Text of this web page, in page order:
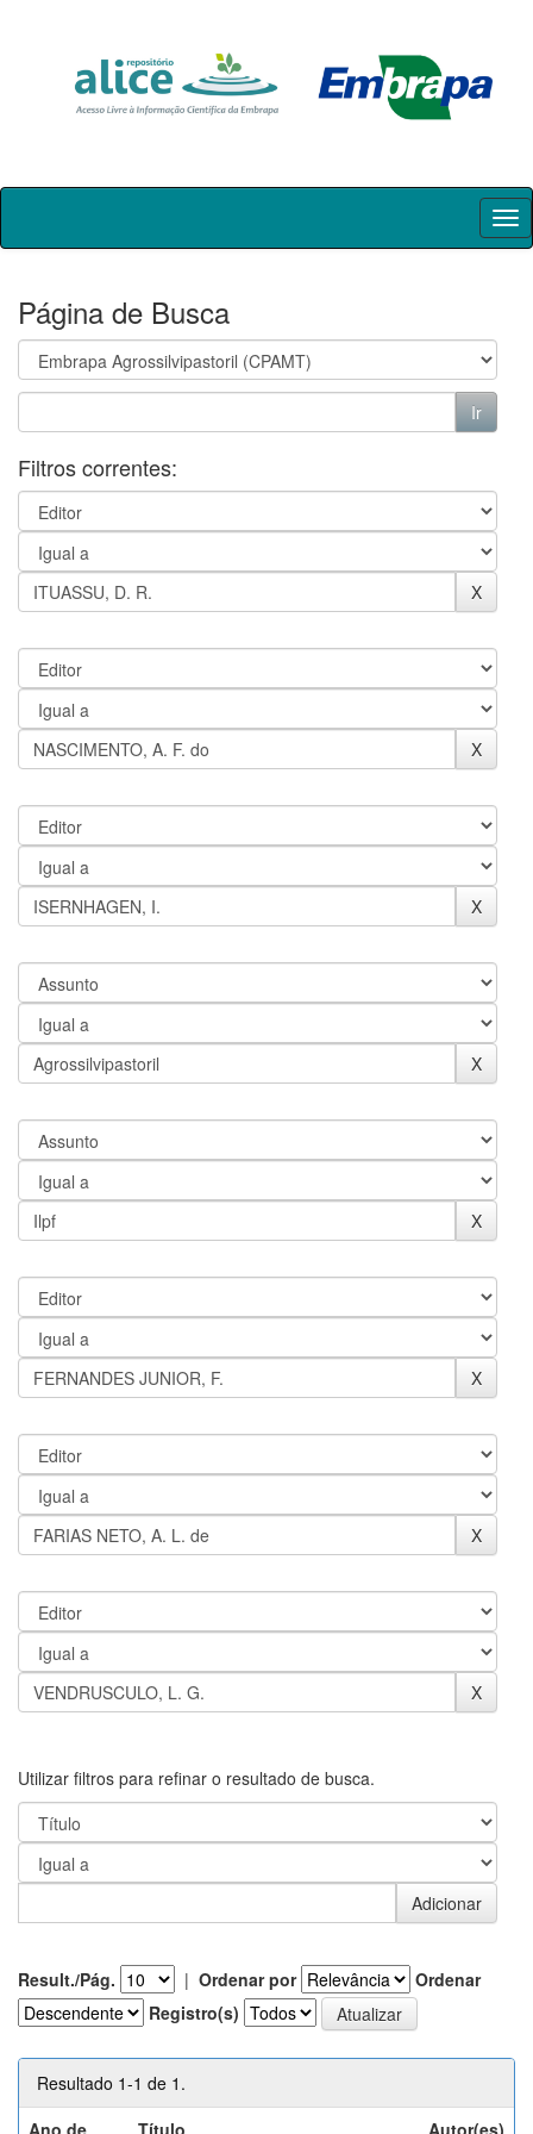
Skip
Página de Busca
Filtros correntes:
Utilizar filtros para refinar o resultado de busca.
Result./Pág. | Ordenar por
Ordenar
Registro(s)
Resultado 1-1 de 1.
Ano de
Título Autor(es)